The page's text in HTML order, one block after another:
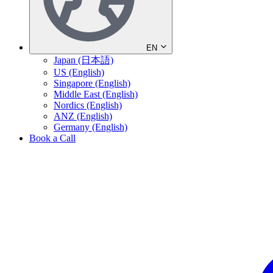
EN
Japan (日本語)
US (English)
Singapore (English)
Middle East (English)
Nordics (English)
ANZ (English)
Germany (English)
Book a Call